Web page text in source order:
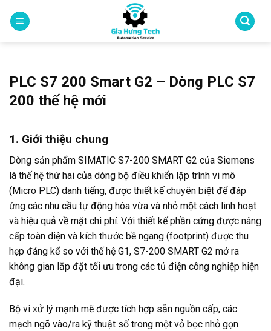
PLC S7 200 Smart G2 – Dòng PLC S7
200 thế hệ mới
1. Giới thiệu chung
Dòng sản phẩm SIMATIC S7-200 SMART G2 của Siemens
là thế hệ thứ hai của dòng bộ điều khiển lập trình vi mô
(Micro PLC) danh tiếng, được thiết kế chuyên biệt để đáp
ứng các nhu cầu tự động hóa vừa và nhỏ một cách linh hoạt
và hiệu quả về mặt chi phí. Với thiết kế phần cứng được nâng
cấp toàn diện và kích thước bề ngang (footprint) được thu
hẹp đáng kể so với thế hệ G1, S7-200 SMART G2 mở ra
không gian lắp đặt tối ưu trong các tủ điện công nghiệp hiện
đại.
Bộ vi xử lý mạnh mẽ được tích hợp sẵn nguồn cấp, các
mạch ngõ vào/ra kỹ thuật số trong một vỏ bọc nhỏ gọn